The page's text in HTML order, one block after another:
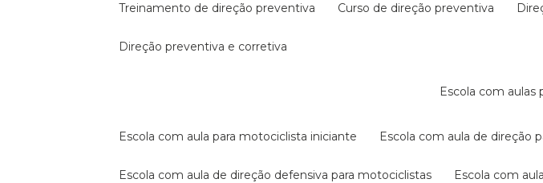
treinamento de direção preventiva curso de direção preventiva
direção preventiva e corretiva
escola com
escola com aula para motociclista iniciante escola com aula de direção
escola com aula de direção defensiva para motociclistas escola com